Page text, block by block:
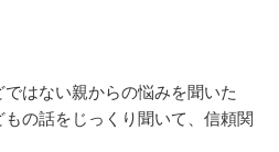
はない親からの悩みを聞いた
の話をじっくり聞いて、信頼関